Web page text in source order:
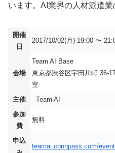
います。AI業界の人材派遣業
開催
日
2017/10/02(月) 19:00 〜
会場
Team AI Base
東京都渋谷区宇田川町 36-
室
主催
Team AI
参加
費
無料
申込
teamai.connpass.com/